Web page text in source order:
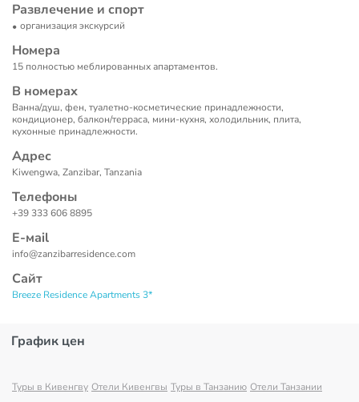
Развлечение и спорт
организация экскурсий
Номера
15 полностью меблированных апартаментов.
В номерах
Ванна/душ, фен, туалетно-косметические принадлежности,
кондиционер, балкон/терраса, мини-кухня, холодильник, плита,
кухонные принадлежности.
Адрес
Kiwengwa, Zanzibar, Tanzania
Телефоны
+39 333 606 8895
Е-маil
info@zanzibarresidence.com
Сайт
Breeze Residence Apartments 3*
График цен
Туры в Кивенгву Отели Кивенгвы Туры в Танзанию Отели Танзании